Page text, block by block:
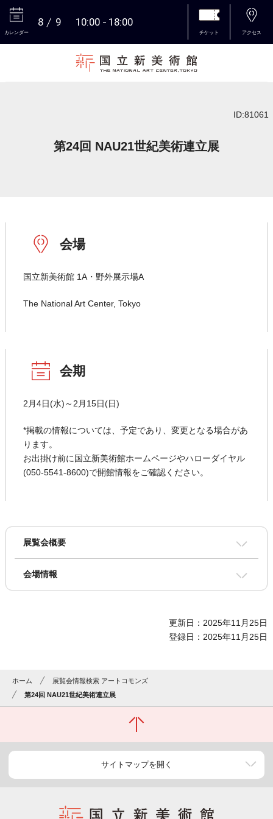
カレンダー
8 9 10:00 18:00
チケット アクセス
ID:81061
第24回 NAU21世紀美術連立展
会場
国立新美術館 1A・野外展示場A
The National Art Center, Tokyo
会期
2月4日(水)～2月15日(日)
*掲載の情報については、予定であり、変更となる場合があ
ります。
お出掛け前に国立新美術館ホームページやハローダイヤル
(050-5541-8600)で開館情報をご確認ください。
展覧会概要
会場情報
更新日：2025年11月25日
登録日：2025年11月25日
ホーム
展覧会情報検索 アートコモンズ
第24回 NAU21世紀美術連立展
サイトマップを開く